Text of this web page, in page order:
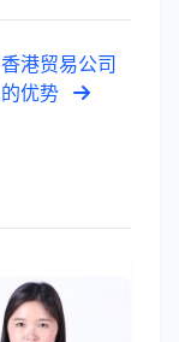
香港贸易公司
的优势